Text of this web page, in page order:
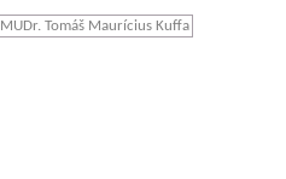
MUDr. Tomáš Maurícius Kuffa